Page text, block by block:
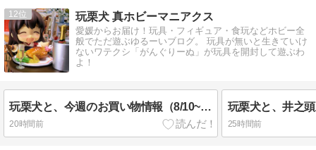
12 玩栗犬 真ホビーマニアクス
愛媛からお届け！玩具・フィギュア・食玩などホビー全
般でただ遊ぶゆるーいブログ。 玩具が無いと生きていけ
ないワテクシ「がんぐりーぬ」が玩具を開封して遊ぶわ
よ！
玩栗犬と、今週のお買い物情報（8/10~)+復活の過去記事 ご紹介♡
20時間前 25時間前